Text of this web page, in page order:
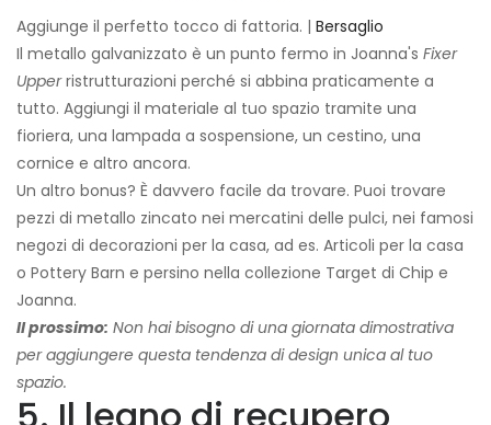
Aggiunge il perfetto tocco di fattoria. | Bersaglio
Il metallo galvanizzato è un punto fermo in Joanna's Fixer
Upperristrutturazioni perché si abbina praticamente a
tutto. Aggiungi il materiale al tuo spazio tramite una
fioriera, una lampada a sospensione, un cestino, una
cornice e altro ancora.
Un altro bonus? È davvero facile da trovare. Puoi trovare
pezzi di metallo zincato nei mercatini delle pulci, nei famosi
negozi di decorazioni per la casa, ad es. Articoli per la casa
o Pottery Barn e persino nella collezione Target di Chip e
Joanna.
Il prossimo: Non hai bisogno di una giornata dimostrativa
per aggiungere questa tendenza di design unica al tuo
spazio.